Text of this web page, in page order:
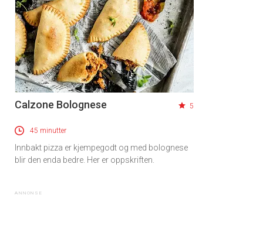
Calzone Bolognese 5
45 minutter
Innbakt pizza er kjempegodt og med bolognese
blir den enda bedre. Her er oppskriften.